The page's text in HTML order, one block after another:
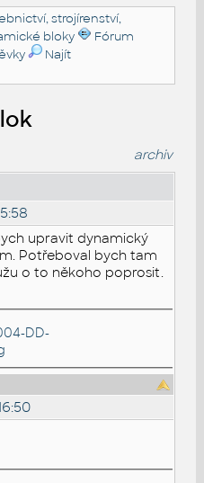
strojírenství,
bloky
Fórum
Najít
archiv
upravit dynamický
Potřeboval bych tam
o to někoho poprosit.
DD-